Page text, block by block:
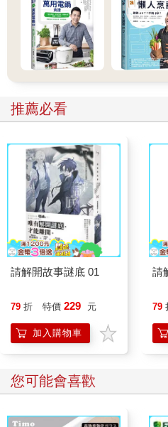
然而，被這些實驗、圖表等等所
還要多，因為有很多人發現舌頭
異。就算味覺圖披著傳統智慧的
僅是誇大或錯誤詮釋而已—它根
在一九七三年，匹茲堡大學的維
Collings）重複做了哈尼格的原始
舌頭味覺圖上的味覺變動程度非
先進的微生物試驗證明，在整個
個味蕾都分布著五種不同的受體
種受體蛋白都專門偵測一種基本
波林不是只解釋哈尼格四十五年
覺試驗，很可能早已注意到自己
他卻提出了一個在歷史上更廣為
在最近幾年，這幅古早的味覺圖
在烹飪界的某些領域還是見得著
品嚐，這些領域把傳統與延續性
璃器具設計家克勞斯‧瑞德爾（
都能碰到舌頭的正確位置，以散
在二○○四年過世，之後，他的兒
Riedel）坦承，科學證據讓味覺
仍舊沿用酒杯的設計。
世了。他認為感官是了解心理與
味覺圖便遭受質疑，他顯然會覺
推薦必看
請解開故事謎底 01
79 折 特價 229 元
加入購物車
請
79
您可能會喜歡